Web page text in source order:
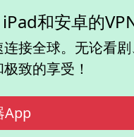
和安卓的
接全球。无论看
致的享受！
App